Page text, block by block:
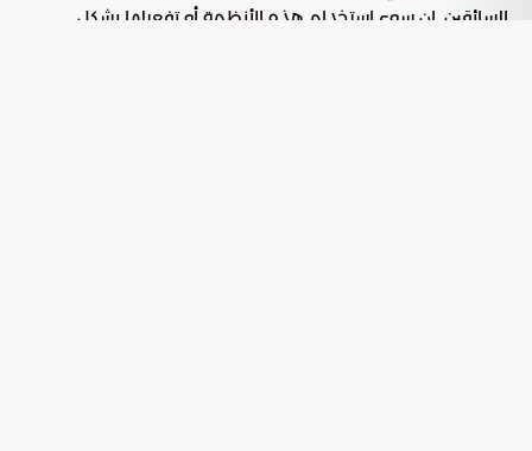
السائقين. إن سوء استخدام هذه الأنظمة أو تفعيلها بشكل